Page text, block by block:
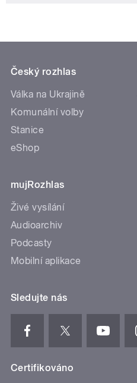
Český rozhlas
Válka na Ukrajině
Komunální volby
Stanice
eShop
mujRozhlas
Živé vysílání
Audioarchiv
Podcasty
Mobilní aplikace
Sledujte nás
Certifikováno